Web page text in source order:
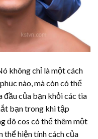
không chỉ là một cách
nào, mà còn có thể
đầu của bạn khỏi các tia
bạn trong khi tập
đô cos có thể thêm một
thể hiện tính cách của